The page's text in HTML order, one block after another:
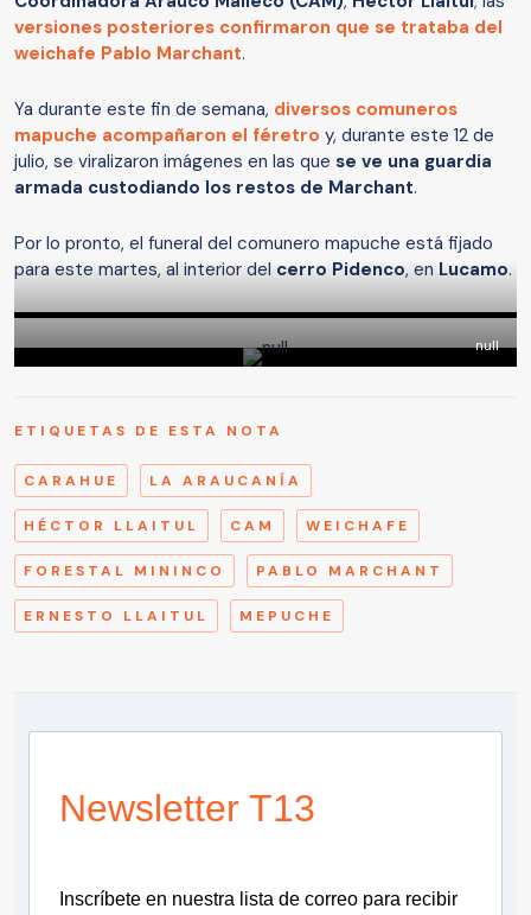
versiones posteriores confirmaron que se trataba del
weichafe Pablo Marchant.
Ya durante este fin de semana, diversos comuneros
mapuche acompañaron el féretro y, durante este 12 de
julio, se viralizaron imágenes en las que se ve una guardia
armada custodiando los restos de Marchant.
Por lo pronto, el funeral del comunero mapuche está fijado
para este martes, al interior del cerro Pidenco, en Lucamo.
null
ETIQUETAS DE ESTA NOTA
CARAHUE LA ARAUCANÍA
HÉCTOR LLAITUL CAM WEICHAFE
FORESTAL MININCO PABLO MARCHANT
ERNESTO LLAITUL MEPUCHE
Newsletter T13
Inscríbete en nuestra lista de correo para recibir